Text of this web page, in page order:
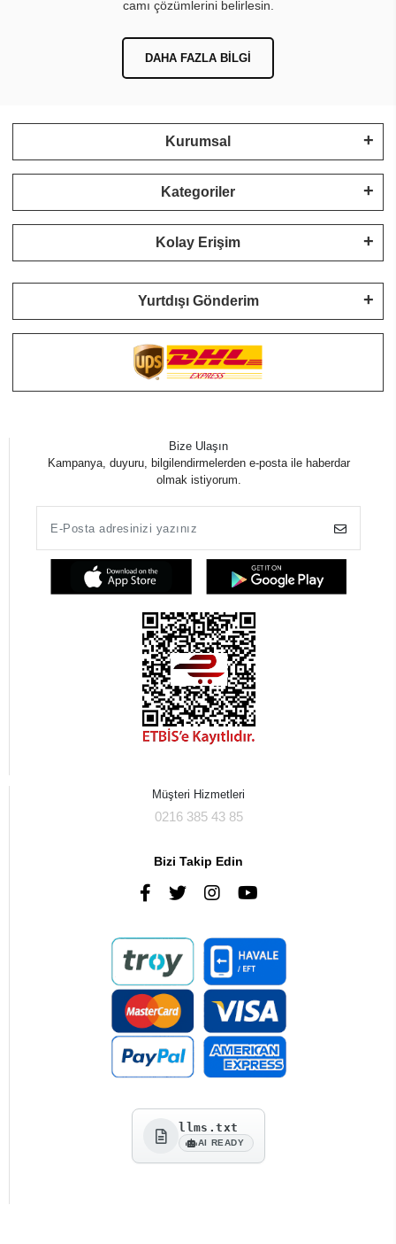
camı çözümlerini belirlesin.
DAHA FAZLA BILGI
Kurumsal
Kategoriler
Kolay Erişim
Yurtdışı Gönderim
Bize Ulaşın
Kampanya, duyuru, bilgilendirmelerden e-posta ile haberdar
olmak istiyorum.
Müşteri Hizmetleri
0216 385 43 85
Bizi Takip Edin
llms.txt
AI READY